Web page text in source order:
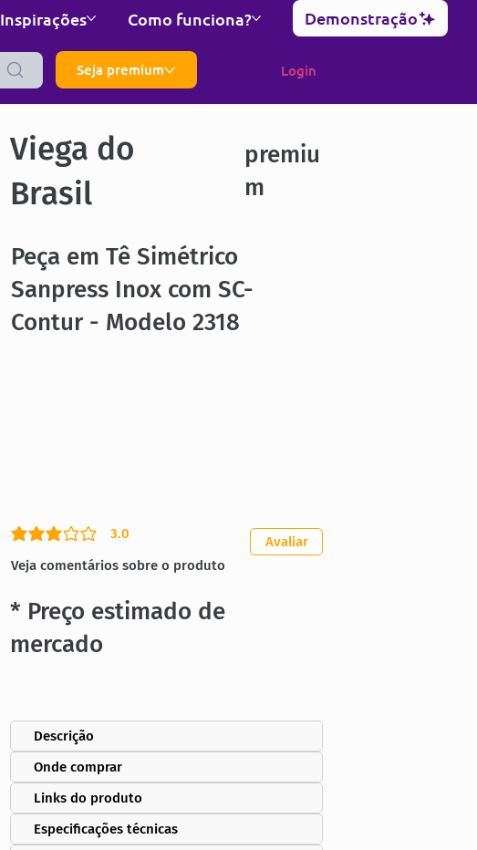
Inspirações Como funciona? Demonstração
Seja premium Login
Viega do
Brasil
premiu
m
Peça em Tê Simétrico
Sanpress Inox com SC-
Contur - Modelo 2318
3.0
classificação média é 3 de 5
Veja comentários sobre o produto
Avaliar
* Preço estimado de
mercado
Descrição
Onde comprar
Links do produto
Especificações técnicas